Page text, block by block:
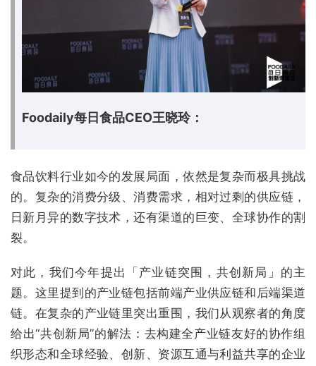
Foodaily每日食品CEO王晓玲：
食品饮料行业如今的发展局面，依然是复杂而极具挑战
的。复杂的消费分级、消费需求，相对过剩的供应链，
日新月异的数字技术，还有渠道的巨变、全球协作的割
裂。
对此，我们今年提出「产业链突围，共创新局」的主
题。这里提到的产业链包括前端产业供应链和后端渠道
链。在复杂的产业链里突出重围，我们从观察者的角度
给出“共创新局”的解法：去构建全产业链友好的协作组
织形态和全球经验、创新、资源互通与利益共享的企业